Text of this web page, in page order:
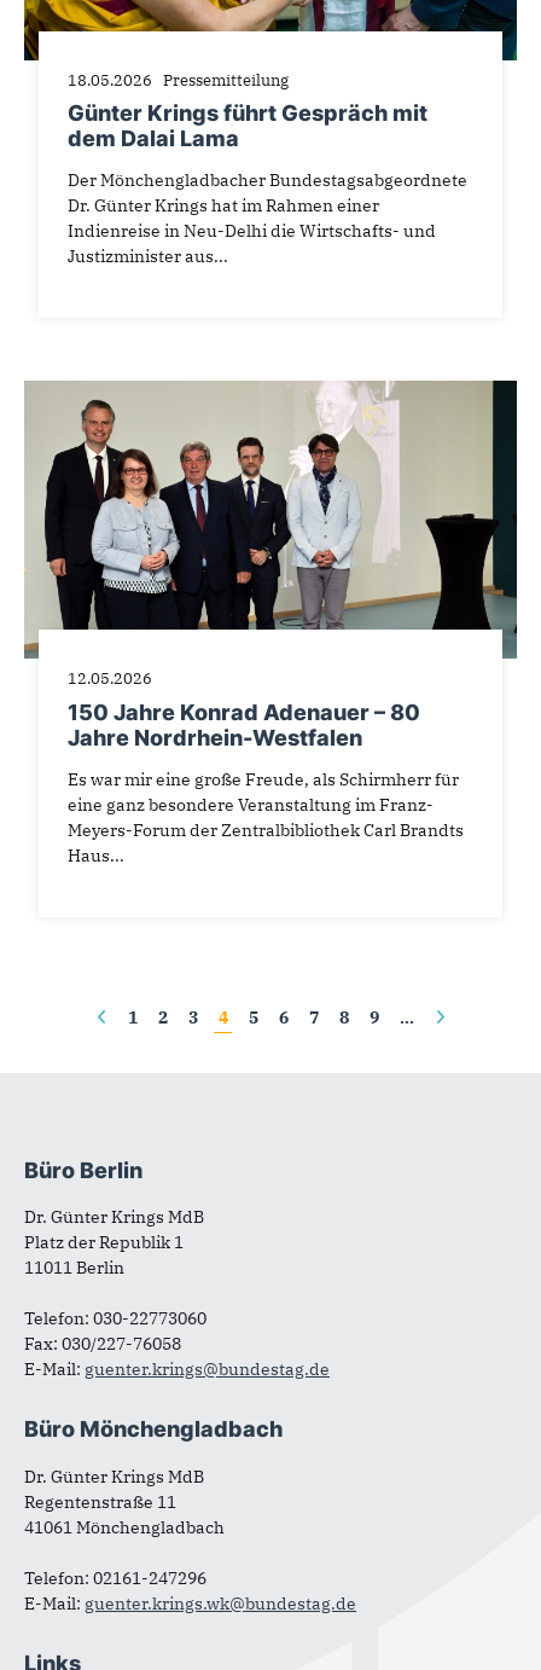
18.05.2026 Pressemitteilung
Günter Krings führt Gespräch mit
dem Dalai Lama
Der Mönchengladbacher Bundestagsabgeordnete
Dr. Günter Krings hat im Rahmen einer
Indienreise in Neu-Delhi die Wirtschafts- und
Justizminister aus...
12.05.2026
150 Jahre Konrad Adenauer – 80
Jahre Nordrhein-Westfalen
Es war mir eine große Freude, als Schirmherr für
eine ganz besondere Veranstaltung im Franz-
Meyers-Forum der Zentralbibliothek Carl Brandts
Haus...
Seiten1 2 3 4 5 6 7 8 9 …
Fußbereich
Büro Berlin
Dr. Günter Krings MdB
Platz der Republik 1
11011 Berlin
Telefon: 030-22773060
Fax: 030/227-76058
E-Mail: guenter.krings@bundestag.de
Büro Mönchengladbach
Dr. Günter Krings MdB
Regentenstraße 11
41061 Mönchengladbach
Telefon: 02161-247296
E-Mail: guenter.krings.wk@bundestag.de
Links